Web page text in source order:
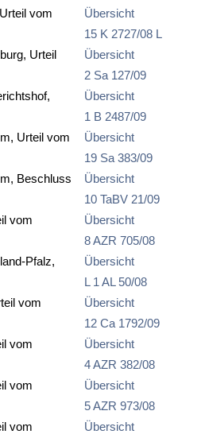
vom
Übersicht
15 K 2727/08 L
Urteil
Übersicht
2 Sa 127/09
Übersicht
1 B 2487/09
Urteil vom
Übersicht
19 Sa 383/09
Beschluss
Übersicht
10 TaBV 21/09
vom
Übersicht
8 AZR 705/08
Pfalz,
Übersicht
L 1 AL 50/08
vom
Übersicht
12 Ca 1792/09
vom
Übersicht
4 AZR 382/08
vom
Übersicht
5 AZR 973/08
vom
Übersicht